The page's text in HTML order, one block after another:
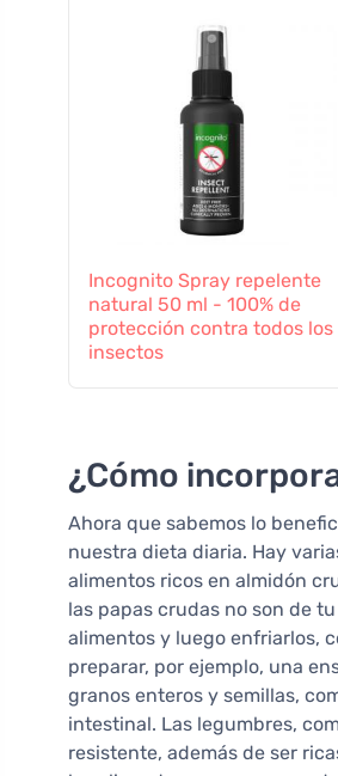
Incognito Spray repelente
natural 50 ml - 100% de
protección contra todos los
insectos
¿Cómo
Ahora que sabemos lo
nuestra dieta diaria. Hay
alimentos ricos en almidón
las papas crudas no son de
alimentos y luego enfriarlos,
preparar, por ejemplo, una
granos enteros y semillas,
intestinal. Las legumbres,
resistente, además de ser